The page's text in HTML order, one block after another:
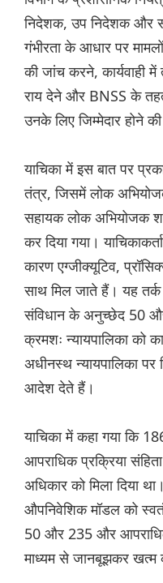
निदेशक, उप निदेशक और
गंभीरता के आधार पर
की जांच करने, कार्यवाही
राय देने और BNSS के
उनके लिए जिम्मेदार होने
याचिका में इस बात पर
तंत्र, जिसमें लोक
सहायक लोक अभियोजक
कर दिया गया।
कारण एग्जीक्यूटिव,
साथ मिल जाते हैं। यह तर्क
संविधान के अनुच्छेद 50
क्रमशः न्यायपालिका को
अधीनस्थ न्यायपालिका पर
आदेश देते हैं।
याचिका में कहा गया कि
आपराधिक प्रक्रिया
अधिकार को मिला दिया
औपनिवेशिक मॉडल को
50 और 235 और
माध्यम से जानबूझकर खत्म